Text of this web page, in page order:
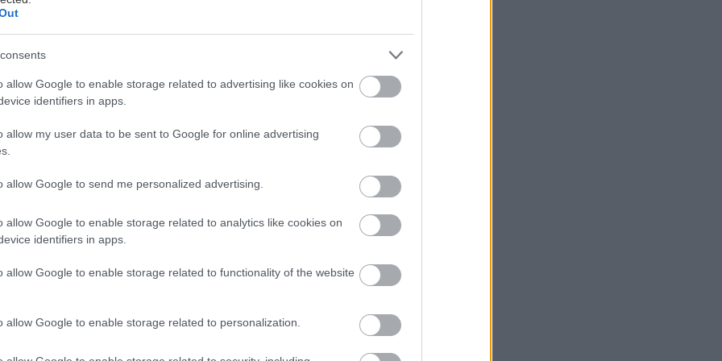
allow Google to enable storage related to advertising like cookies on
identifiers in apps.
allow my user data to be sent to Google for online advertising
allow Google to send me personalized advertising.
allow Google to enable storage related to analytics like cookies on
identifiers in apps.
allow Google to enable storage related to functionality of the website
allow Google to enable storage related to personalization.
ηΕλπίδα Παναγιωτουνάκου, Ψυχολόγος – Ψυχοθεραπεύτρια,
να επισκεφτεί κάποιος έναν Ψυχολόγο για πρώτη φορά
αρκετά δύσκολη και συχνά γεμάτη με αμφιβολίες και άγχος.
το χαρακτηριστικό του καινούριου και αυτού που δεν έχουμε
στο παρελθόν.
οι φορές που το μυαλό γεμίζει με σκέψεις, όπως: «Μήπως φανώ
με θεωρήσουν τρελή;», «Αφού ξέρω τι έχω, να το
θα πω;».